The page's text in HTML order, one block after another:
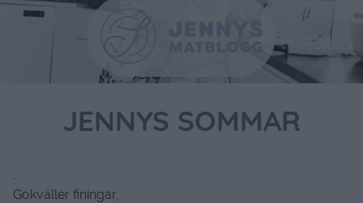
JENNYS SOMMAR
.
Gokväller finingar,